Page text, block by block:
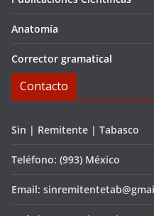
Anatomía
Corrector gramatical
Contacto
Sin | Remitente | Tabasco
Teléfono: (993) México
Email: